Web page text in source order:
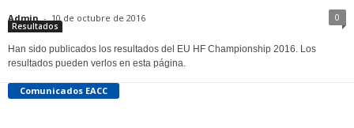
Admin - 10 de octubre de 2016 0
Resultados
Han sido publicados los resultados del EU HF Championship 2016. Los
resultados pueden verlos en esta página.
Comunicados EACC